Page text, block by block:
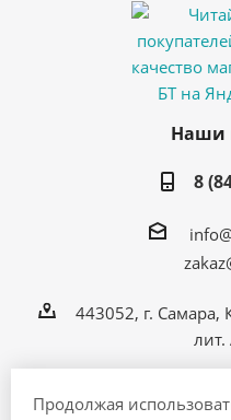
Продолжая
Наши
8
443052, г. Самара,